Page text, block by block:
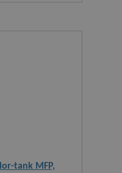
tank MFP,